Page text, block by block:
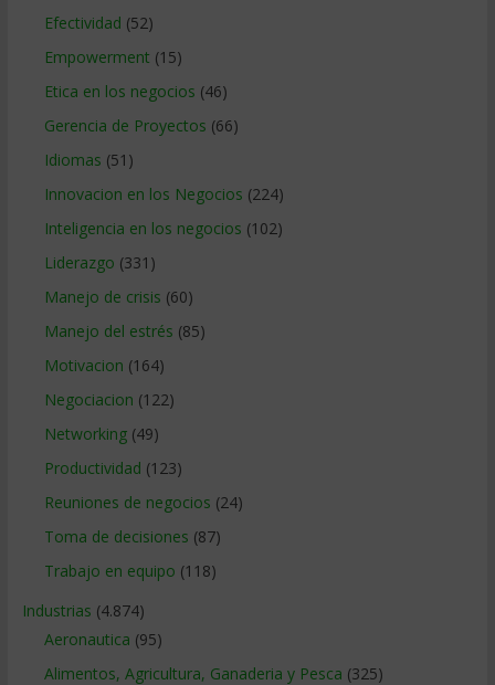
Efectividad (52)
Empowerment (15)
Etica en los negocios (46)
Gerencia de Proyectos (66)
Idiomas (51)
Innovacion en los Negocios (224)
Inteligencia en los negocios (102)
Liderazgo (331)
Manejo de crisis (60)
Manejo del estrés (85)
Motivacion (164)
Negociacion (122)
Networking(49)
Productividad (123)
Reuniones de negocios (24)
Toma de decisiones (87)
Trabajo en equipo (118)
Industrias (4.874)
Aeronautica (95)
Alimentos, Agricultura, Ganaderia y Pesca (325)